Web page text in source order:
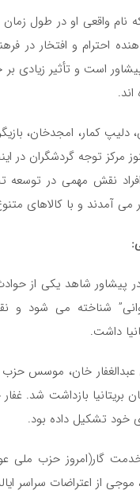
نام واقعی او در طول
احترام و افتخار
است و تأثیر زیادی
کمار، امجدخان،
مرکز توجه گردشگران در
نقش مهمی در توسعه
می‌ آمدند و با کالاهای
خوانی در پیشاور شاهد
شناخته می ‌شود و
داشت.
سال۱۹۳۰، خان
بریتانیا بازداشت شد.
خود تشکیل داده بود.
گار(امروز حزب ملی
از اعتراضات سراسر